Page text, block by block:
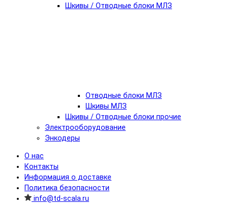
Шкивы / Отводные блоки МЛЗ
Отводные блоки МЛЗ
Шкивы МЛЗ
Шкивы / Отводные блоки прочие
Электрооборудование
Энкодеры
О нас
Контакты
Информация о доставке
Политика безопасности
info@td-scala.ru